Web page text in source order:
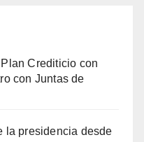
Crediticio con
con Juntas de
la presidencia desde